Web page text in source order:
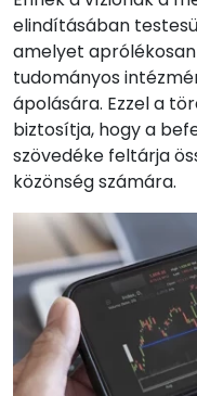
elindításában
amelyet
tudományos
ápolására. Ezzel a
biztosítja, hogy a
szövedéke feltárja
közönség számára.